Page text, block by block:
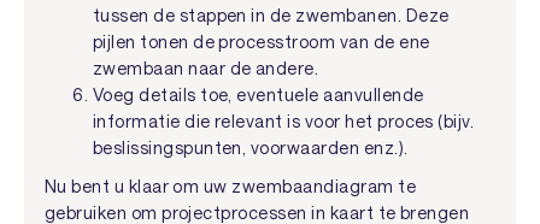
tussen de stappen in de zwembanen. Deze
pijlen tonen de processtroom van de ene
zwembaan naar de andere.
Voeg details toe, eventuele aanvullende
informatie die relevant is voor het proces (bijv.
beslissingspunten, voorwaarden enz.).
Nu bent u klaar om uw zwembaandiagram te
gebruiken om projectprocessen in kaart te brengen